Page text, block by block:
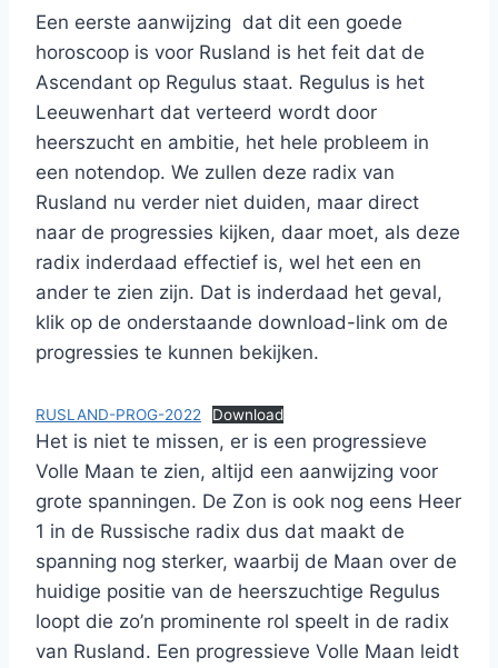
Een eerste aanwijzing dat dit een goede
horoscoop is voor Rusland is het feit dat de
Ascendant op Regulus staat. Regulus is het
Leeuwenhart dat verteerd wordt door
heerszucht en ambitie, het hele probleem in
een notendop. We zullen deze radix van
Rusland nu verder niet duiden, maar direct
naar de progressies kijken, daar moet, als deze
radix inderdaad effectief is, wel het een en
ander te zien zijn. Dat is inderdaad het geval,
klik op de onderstaande download-link om de
progressies te kunnen bekijken.
RUSLAND-PROG-2022 Download
Het is niet te missen, er is een progressieve
Volle Maan te zien, altijd een aanwijzing voor
grote spanningen. De Zon is ook nog eens Heer
1 in de Russische radix dus dat maakt de
spanning nog sterker, waarbij de Maan over de
huidige positie van de heerszuchtige Regulus
loopt die zo’n prominente rol speelt in de radix
van Rusland. Een progressieve Volle Maan leidt